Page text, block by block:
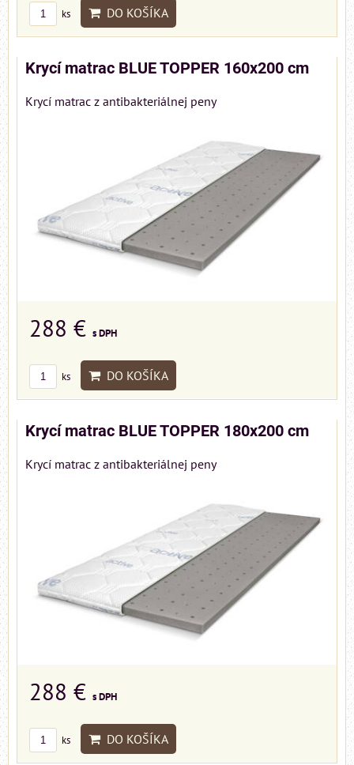
ks DO KOŠÍKA
Krycí matrac BLUE TOPPER 160x200 cm
Krycí matrac z antibakteriálnej peny
288 € s DPH
ks DO KOŠÍKA
Krycí matrac BLUE TOPPER 180x200 cm
Krycí matrac z antibakteriálnej peny
288 € s DPH
ks DO KOŠÍKA